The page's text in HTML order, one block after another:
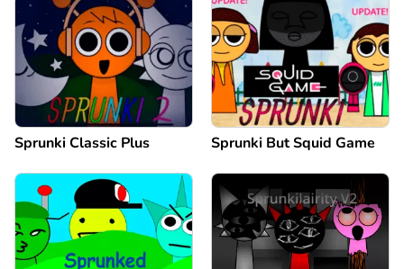
Sprunki Classic Plus Sprunki But Squid Game